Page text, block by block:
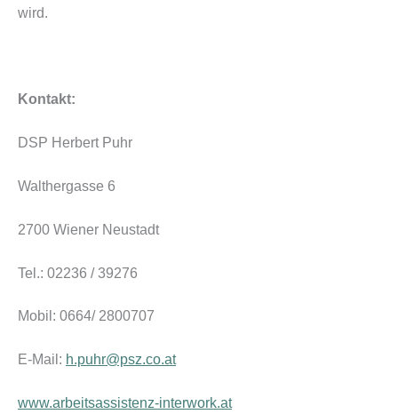
wird.
Kontakt:
DSP Herbert Puhr
Walthergasse 6
2700 Wiener Neustadt
Tel.: 02236 / 39276
Mobil: 0664/ 2800707
E-Mail: h.puhr@psz.co.at
www.arbeitsassistenz-interwork.at